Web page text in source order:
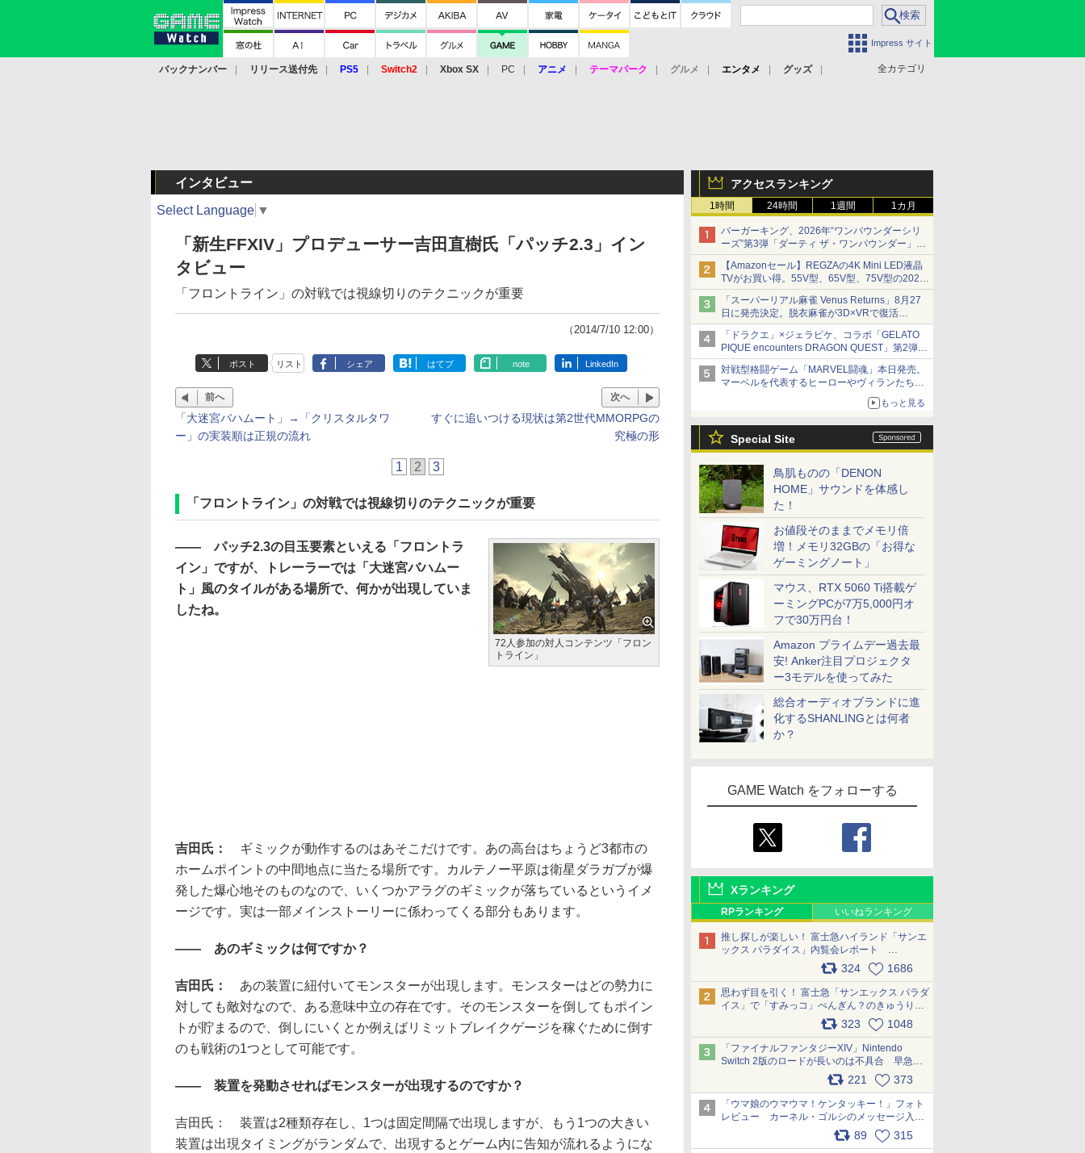
Impress サイト
全カテゴリ
バックナンバー リリース送付先 PS5 Switch2 Xbox SX PC アニメ テーマパーク グルメ エンタメ
グッズ
アクセスランキング
1時間 24時間 1週間 1カ月
バーガーキング、2026年“ワンパウンダーシリ
ーズ”第3弾「ダーティ ザ・ワンパウンダー」を
8月7日発売
「特製ガーリックマヨソース」を使用した超大
型チーズバーガー
【Amazonセール】REGZAの4K Mini LED液晶
TVがお買い得。55V型、65V型、75V型の2026
年モデルがラインナップ
「スーパーリアル麻雀 Venus Returns」8月27
日に発売決定。脱衣麻雀が3D×VRで復活
発売から2週間は20%オフになるセールが実施
「ドラクエ」×ジェラピケ、コラボ「GELATO
PIQUE encounters DRAGON QUEST」第2弾が
本日発売
アイスカップに入ったスライムやわたぼう、ベ
ビーサタンなどがオリジナルアートで登場
対戦型格闘ゲーム「MARVEL闘魂」本日発売。
マーベルを代表するヒーローやヴィランたちが
「GUILTY GEAR」などの格ゲーを手掛けるア
もっと見る
Special Site
鳥肌ものの「DENON
HOME」サウンドを体感し
た！
お値段そのままでメモリ倍
増！メモリ32GBの「お得な
ゲーミングノート」
マウス、RTX 5060 Ti搭載ゲ
ーミングPCが7万5,000円オ
フで30万円台！
Amazon プライムデー過去最
安! Anker注目プロジェクタ
ー3モデルを使ってみた
総合オーディオブランドに進
化するSHANLINGとは何者
か？
GAME Watch をフォローする
Xランキング
RPランキング いいねランキング
推し探しが楽しい！ 富士急ハイランド「サンエ
ックス パラダイス」内覧会レポート
324 1686
思わず目を引く！ 富士急「サンエックス パラダ
イス」で「すみっコ」ぺんぎん？のきゅうりド
ッグを食べてみた イラストそのままのメニュ
ー化に挑戦。これが意外にもおいしい
pic.x.com/Kgl04hZaeg
323 1048
「ファイナルファンタジーXIV」Nintendo
Switch 2版のロードが長いのは不具合 早急に
アップデートできるよう対応中221 373
「ウマ娘のウマウマ！ケンタッキー！」フォト
レビュー カーネル・ゴルシのメッセージ入り
パッケージや描き下ろしトレカなどが登場
89 315
インタビュー
Select Language ▼
「新生FFXIV」プロデューサー吉田直樹氏「パッチ2.3」イン
タビュー
「フロントライン」の対戦では視線切りのテクニックが重要
（2014/7/10 12:00）
ポスト リスト シェア はてブ note LinkedIn
前へ
「大迷宮バハムート」→「クリスタルタワ
ー」の実装順は正規の流れ
次へ
すぐに追いつける現状は第2世代MMORPGの
究極の形
1 2 3
「フロントライン」の対戦では視線切りのテクニックが重要
72人参加の対人コンテンツ「フロン
トライン」
―― パッチ2.3の目玉要素といえる「フロントラ
イン」ですが、トレーラーでは「大迷宮バハムー
ト」風のタイルがある場所で、何かが出現していま
したね。
吉田氏： ギミックが動作するのはあそこだけです。あの高台はちょうど3都市の
ホームポイントの中間地点に当たる場所です。カルテノー平原は衛星ダラガブが爆
発した爆心地そのものなので、いくつかアラグのギミックが落ちているというイメ
ージです。実は一部メインストーリーに係わってくる部分もあります。
―― あのギミックは何ですか？
吉田氏： あの装置に紐付いてモンスターが出現します。モンスターはどの勢力に
対しても敵対なので、ある意味中立の存在です。そのモンスターを倒してもポイン
トが貯まるので、倒しにいくとか例えばリミットブレイクゲージを稼ぐために倒す
のも戦術の1つとして可能です。
―― 装置を発動させればモンスターが出現するのですか？
吉田氏： 装置は2種類存在し、1つは固定間隔で出現しますが、もう1つの大きい
装置は出現タイミングがランダムで、出現するとゲーム内に告知が流れるようにな